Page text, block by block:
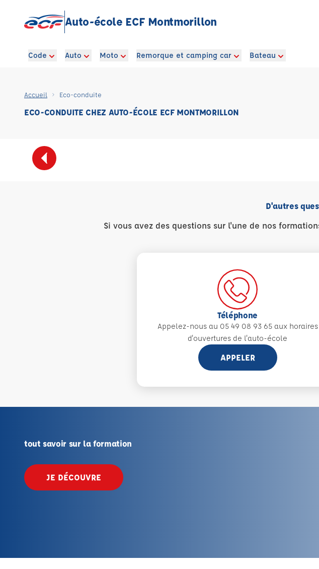
Auto-école ECF Montmorillon
Code Auto Moto Remorque et camping car Bateau
Accueil Eco-conduite
ECO-CONDUITE CHEZ AUTO-ÉCOLE ECF MONTMORILLON
D'autres
Si vous avez des questions sur l'une de nos
Téléphone
Appelez-nous au 05 49 08 93 65 aux horaires
d'ouvertures de l'auto-école
APPELER
tout savoir sur la formation
JE DÉCOUVRE